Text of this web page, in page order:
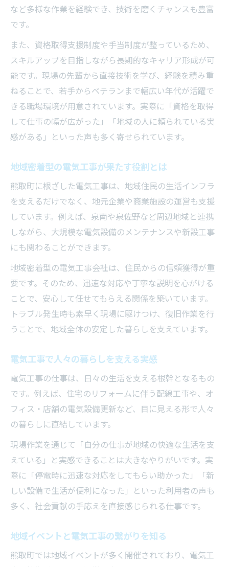
未経験者が電気工事で地域貢献を目指す道
電気工事で安定した収入を得る秘訣
地域貢献と電気工事のやりがいの両立術
電気工事士として長く働ける環境を探す
電気工事で社会貢献と生活安定を目指す
災害時に力を発揮する電気工事士の現場実例
電気工事士が現場で果たす災害復旧の役割
緊急時に求められる電気工事の技術力
災害発生時の電気工事士の連携と工夫
地域を守る電気工事士の使命を考える
など多様な作業を経験でき、技術を磨くチャンスも豊富
です。
また、資格取得支援制度や手当制度が整っているため、
スキルアップを目指しながら長期的なキャリア形成が可
能です。現場の先輩から直接技術を学び、経験を積み重
ねることで、若手からベテランまで幅広い年代が活躍で
きる職場環境が用意されています。実際に「資格を取得
して仕事の幅が広がった」「地域の人に頼られている実
感がある」といった声も多く寄せられています。
地域密着型の電気工事が果たす役割とは
熊取町に根ざした電気工事は、地域住民の生活インフラ
を支えるだけでなく、地元企業や商業施設の運営も支援
しています。例えば、泉南や泉佐野など周辺地域と連携
しながら、大規模な電気設備のメンテナンスや新設工事
にも関わることができます。
地域密着型の電気工事会社は、住民からの信頼獲得が重
要です。そのため、迅速な対応や丁寧な説明を心がける
ことで、安心して任せてもらえる関係を築いています。
トラブル発生時も素早く現場に駆けつけ、復旧作業を行
うことで、地域全体の安定した暮らしを支えています。
電気工事で人々の暮らしを支える実感
電気工事の仕事は、日々の生活を支える根幹となるもの
です。例えば、住宅のリフォームに伴う配線工事や、オ
フィス・店舗の電気設備更新など、目に見える形で人々
の暮らしに直結しています。
現場作業を通じて「自分の仕事が地域の快適な生活を支
えている」と実感できることは大きなやりがいです。実
際に「停電時に迅速な対応をしてもらい助かった」「新
しい設備で生活が便利になった」といった利用者の声も
多く、社会貢献の手応えを直接感じられる仕事です。
地域イベントと電気工事の繋がりを知る
熊取町では地域イベントが多く開催されており、電気工